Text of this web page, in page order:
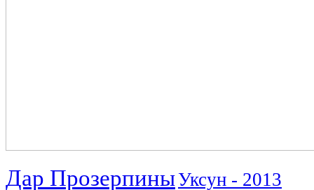
Дар ПрозерпиныУксун - 2013